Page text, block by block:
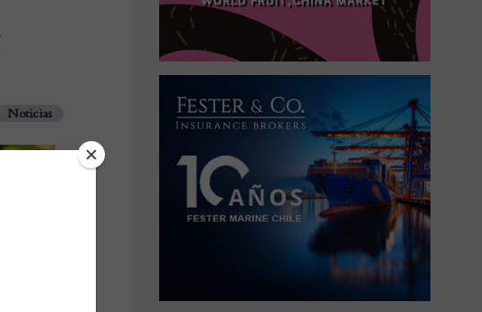
Noticias